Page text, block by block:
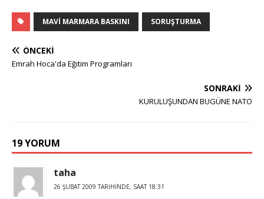
MAVI MARMARA BASKINI SORUŞTURMA
ÖNCEKI
Emrah Hoca'da Eğitim Programları
SONRAKI
KURULUŞUNDAN BUGÜNE NATO
19 YORUM
taha
26 ŞUBAT 2009 TARIHINDE, SAAT 18:31